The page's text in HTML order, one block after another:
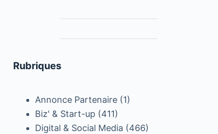
Rubriques
Annonce Partenaire(1)
Biz' & Start-up (411)
Digital & Social Media (466)